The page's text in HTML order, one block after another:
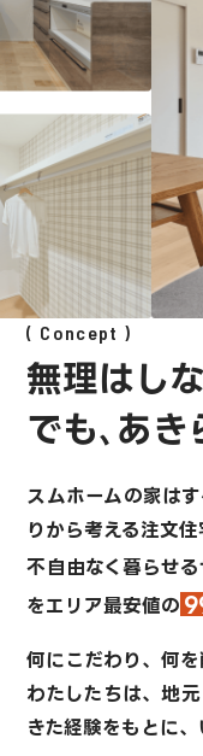
Concept
無理はしな
でも､あき
スムホームの家はす
りから考える注文住
不自由なく暮らせる
をエリア最安値の
何にこだわり、何を
わたしたちは、地
きた経験をもとに、